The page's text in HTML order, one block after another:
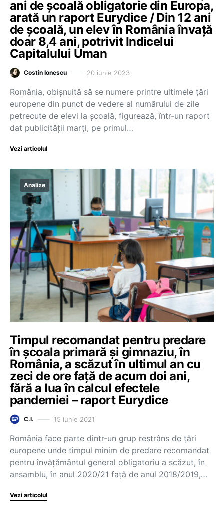
ani de școală obligatorie din Europa,
arată un raport Eurydice / Din 12 ani
de școală, un elev în România învață
doar 8,4 ani, potrivit Indicelui
Capitalului Uman
Costin Ionescu 20 iunie 2023
România, obișnuită să se numere printre ultimele țări
europene din punct de vedere al numărului de zile
petrecute de elevi la școală, figurează, într-un raport
dat publicității marți, pe primul…
Vezi articolul
Analize
Timpul recomandat pentru predare
în școala primară și gimnaziu, în
România, a scăzut în ultimul an cu
zeci de ore față de acum doi ani,
fără a lua în calcul efectele
pandemiei – raport Eurydice
C.I. 15 iunie 2021
România face parte dintr-un grup restrâns de țări
europene unde timpul minim de predare recomandat
pentru învățământul general obligatoriu a scăzut, în
ansamblu, în anul 2020/21 față de anul 2018/2019,…
Vezi articolul